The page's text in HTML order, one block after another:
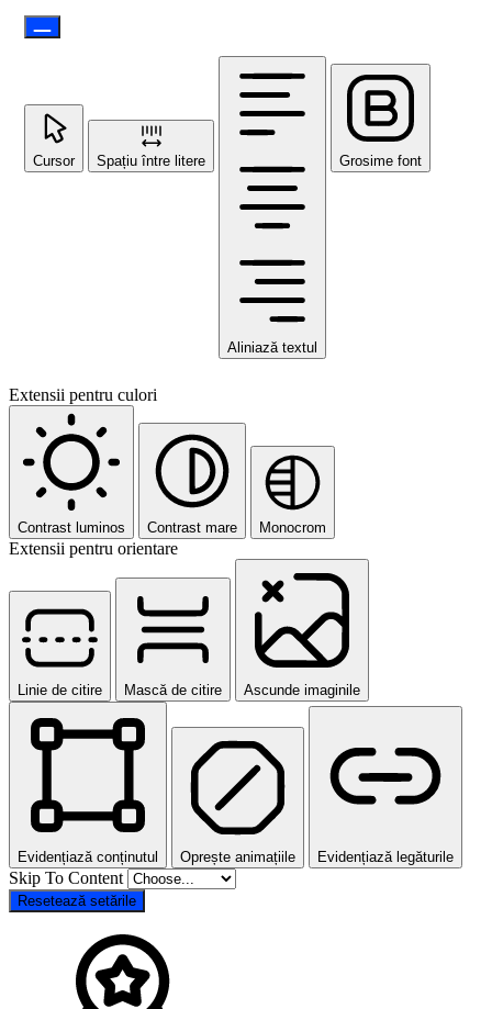
Cursor Spațiu între litere
Aliniază textul
Grosime font
Extensii pentru culori
Contrast luminos Contrast mare Monocrom
Extensii pentru orientare
Linie de citire Mască de citire Ascunde imaginile
Evidențiază conținutul Oprește animațiile Evidențiază legăturile
Skip To Content
Resetează setările